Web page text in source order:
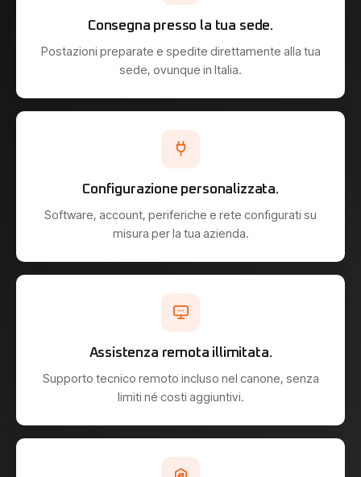
Consegna presso la tua sede.
Postazioni preparate e spedite direttamente alla tua
sede, ovunque in Italia.
Configurazione personalizzata.
Software, account, periferiche e rete configurati su
misura per la tua azienda.
Assistenza remota illimitata.
Supporto tecnico remoto incluso nel canone, senza
limiti né costi aggiuntivi.